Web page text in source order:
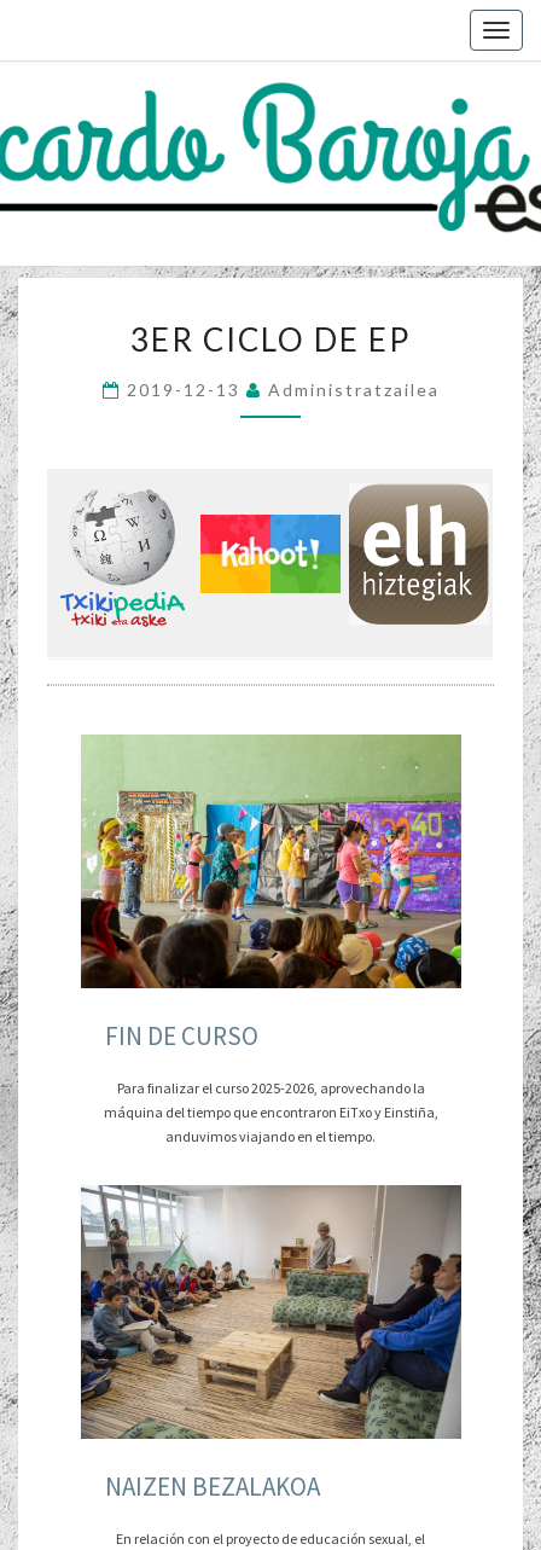
RICARDO
BAROJA
ESKOLA
Sitio
Del
Baroja
CICLO
EP
3ER CICLO DE EP
2019-12-13 Administratzailea
FIN DE CURSO
Para finalizar el curso 2025-2026, aprovechando la
máquina del tiempo que encontraron EiTxo y Einstiña,
anduvimos viajando en el tiempo.
NAIZEN BEZALAKOA
En relación con el proyecto de educación sexual, el